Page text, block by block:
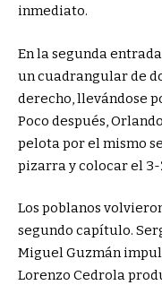
inmediato.
En la segunda
un cuadrangular de
derecho, llevándose
Poco después,
pelota por el mismo
pizarra y colocar el
Los poblanos
segundo capítulo.
Miguel Guzmán
Lorenzo Cedrola